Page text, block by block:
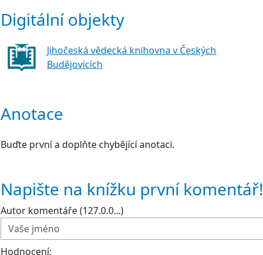
Digitální objekty
Jihočeská vědecká knihovna v Českých
Budějovicích
Anotace
Buďte první a doplňte chybějící anotaci.
Napište na knížku první komentář!
Autor komentáře (127.0.0...)
Hodnocení: